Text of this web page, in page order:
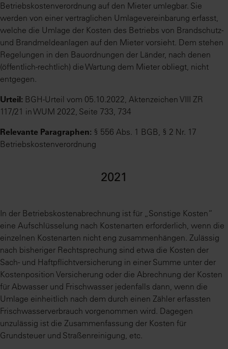
Betriebskostenverordnung auf den Mieter umlegbar. Sie
werden von einer vertraglichen Umlagevereinbarung erfasst,
welche die Umlage der Kosten des Betriebs von Brandschutz-
und Brandmeldeanlagen auf den Mieter vorsieht. Dem stehen
Regelungen in den Bauordnungen der Länder, nach denen
(öffentlich-rechtlich) die Wartung dem Mieter obliegt, nicht
entgegen.
Urteil: BGH-Urteil vom 05.10.2022, Aktenzeichen VIII ZR
117/21 in WUM 2022, Seite 733, 734
Relevante Paragraphen: § 556 Abs. 1 BGB, § 2 Nr. 17
Betriebskostenverordnung
2021
In der Betriebskostenabrechnung ist für „Sonstige Kosten“
eine Aufschlüsselung nach Kostenarten erforderlich, wenn die
einzelnen Kostenarten nicht eng zusammenhängen. Zulässig
nach bisheriger Rechtsprechung sind etwa die Kosten der
Sach- und Haftpflichtversicherung in einer Summe unter der
Kostenposition Versicherung oder die Abrechnung der Kosten
für Abwasser und Frischwasser jedenfalls dann, wenn die
Umlage einheitlich nach dem durch einen Zähler erfassten
Frischwasserverbrauch vorgenommen wird. Dagegen
unzulässig ist die Zusammenfassung der Kosten für
Grundsteuer und Straßenreinigung, etc.